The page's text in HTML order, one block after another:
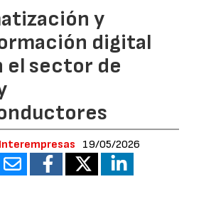
y
digital
el sector de
19/05/2026